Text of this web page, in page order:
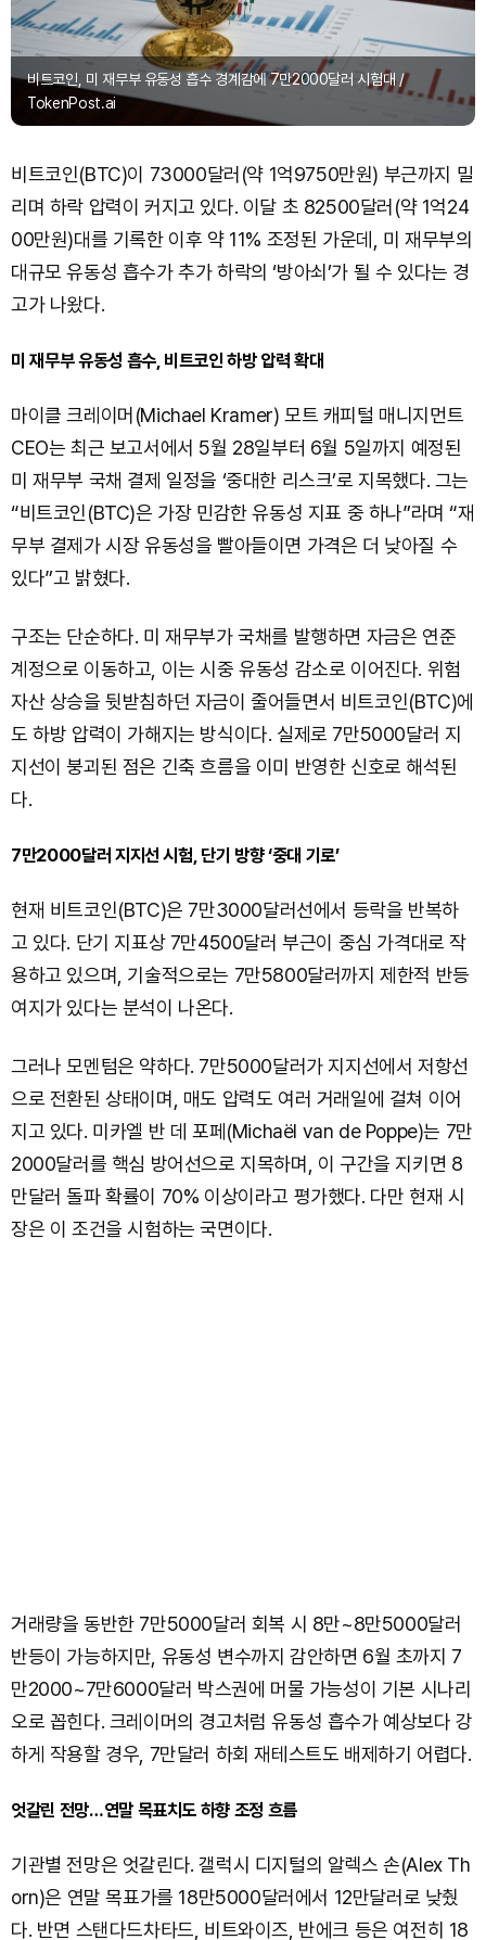
비트코인, 미 재무부 유동성 흡수 경계감에 7만2000달러 시험대 /
TokenPost.ai
비트코인(BTC)이 73000달러(약 1억9750만원) 부근까지 밀
리며 하락 압력이 커지고 있다. 이달 초 82500달러(약 1억24
00만원)대를 기록한 이후 약 11% 조정된 가운데, 미 재무부의
대규모 유동성 흡수가 추가 하락의 ‘방아쇠’가 될 수 있다는 경
고가 나왔다.
미 재무부 유동성 흡수, 비트코인 하방 압력 확대
마이클 크레이머(Michael Kramer) 모트 캐피털 매니지먼트
CEO는 최근 보고서에서 5월 28일부터 6월 5일까지 예정된
미 재무부 국채 결제 일정을 ‘중대한 리스크’로 지목했다. 그는
“비트코인(BTC)은 가장 민감한 유동성 지표 중 하나”라며 “재
무부 결제가 시장 유동성을 빨아들이면 가격은 더 낮아질 수
있다”고 밝혔다.
구조는 단순하다. 미 재무부가 국채를 발행하면 자금은 연준
계정으로 이동하고, 이는 시중 유동성 감소로 이어진다. 위험
자산 상승을 뒷받침하던 자금이 줄어들면서 비트코인(BTC)에
도 하방 압력이 가해지는 방식이다. 실제로 7만5000달러 지
지선이 붕괴된 점은 긴축 흐름을 이미 반영한 신호로 해석된
다.
7만2000달러 지지선 시험, 단기 방향 ‘중대 기로’
현재 비트코인(BTC)은 7만3000달러선에서 등락을 반복하
고 있다. 단기 지표상 7만4500달러 부근이 중심 가격대로 작
용하고 있으며, 기술적으로는 7만5800달러까지 제한적 반등
여지가 있다는 분석이 나온다.
그러나 모멘텀은 약하다. 7만5000달러가 지지선에서 저항선
으로 전환된 상태이며, 매도 압력도 여러 거래일에 걸쳐 이어
지고 있다. 미카엘 반 데 포페(Michaël van de Poppe)는 7만
2000달러를 핵심 방어선으로 지목하며, 이 구간을 지키면 8
만달러 돌파 확률이 70% 이상이라고 평가했다. 다만 현재 시
장은 이 조건을 시험하는 국면이다.
거래량을 동반한 7만5000달러 회복 시 8만~8만5000달러
반등이 가능하지만, 유동성 변수까지 감안하면 6월 초까지 7
만2000~7만6000달러 박스권에 머물 가능성이 기본 시나리
오로 꼽힌다. 크레이머의 경고처럼 유동성 흡수가 예상보다 강
하게 작용할 경우, 7만달러 하회 재테스트도 배제하기 어렵다.
엇갈린 전망…연말 목표치도 하향 조정 흐름
기관별 전망은 엇갈린다. 갤럭시 디지털의 알렉스 손(Alex Th
orn)은 연말 목표가를 18만5000달러에서 12만달러로 낮췄
다. 반면 스탠다드차타드, 비트와이즈, 반에크 등은 여전히 18